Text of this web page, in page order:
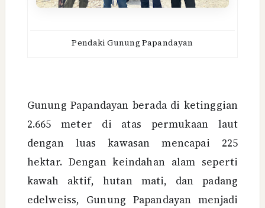
Pendaki Gunung Papandayan
Gunung Papandayan berada di ketinggian
2.665 meter di atas permukaan laut
dengan luas kawasan mencapai 225
hektar. Dengan keindahan alam seperti
kawah aktif, hutan mati, dan padang
edelweiss, Gunung Papandayan menjadi